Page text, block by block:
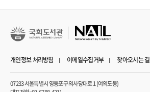
개인정보 처리방침 이메일수집거부 찾아오시는 길
07233 서울특별시 영등포구 의사당대로 1 (여의도동)